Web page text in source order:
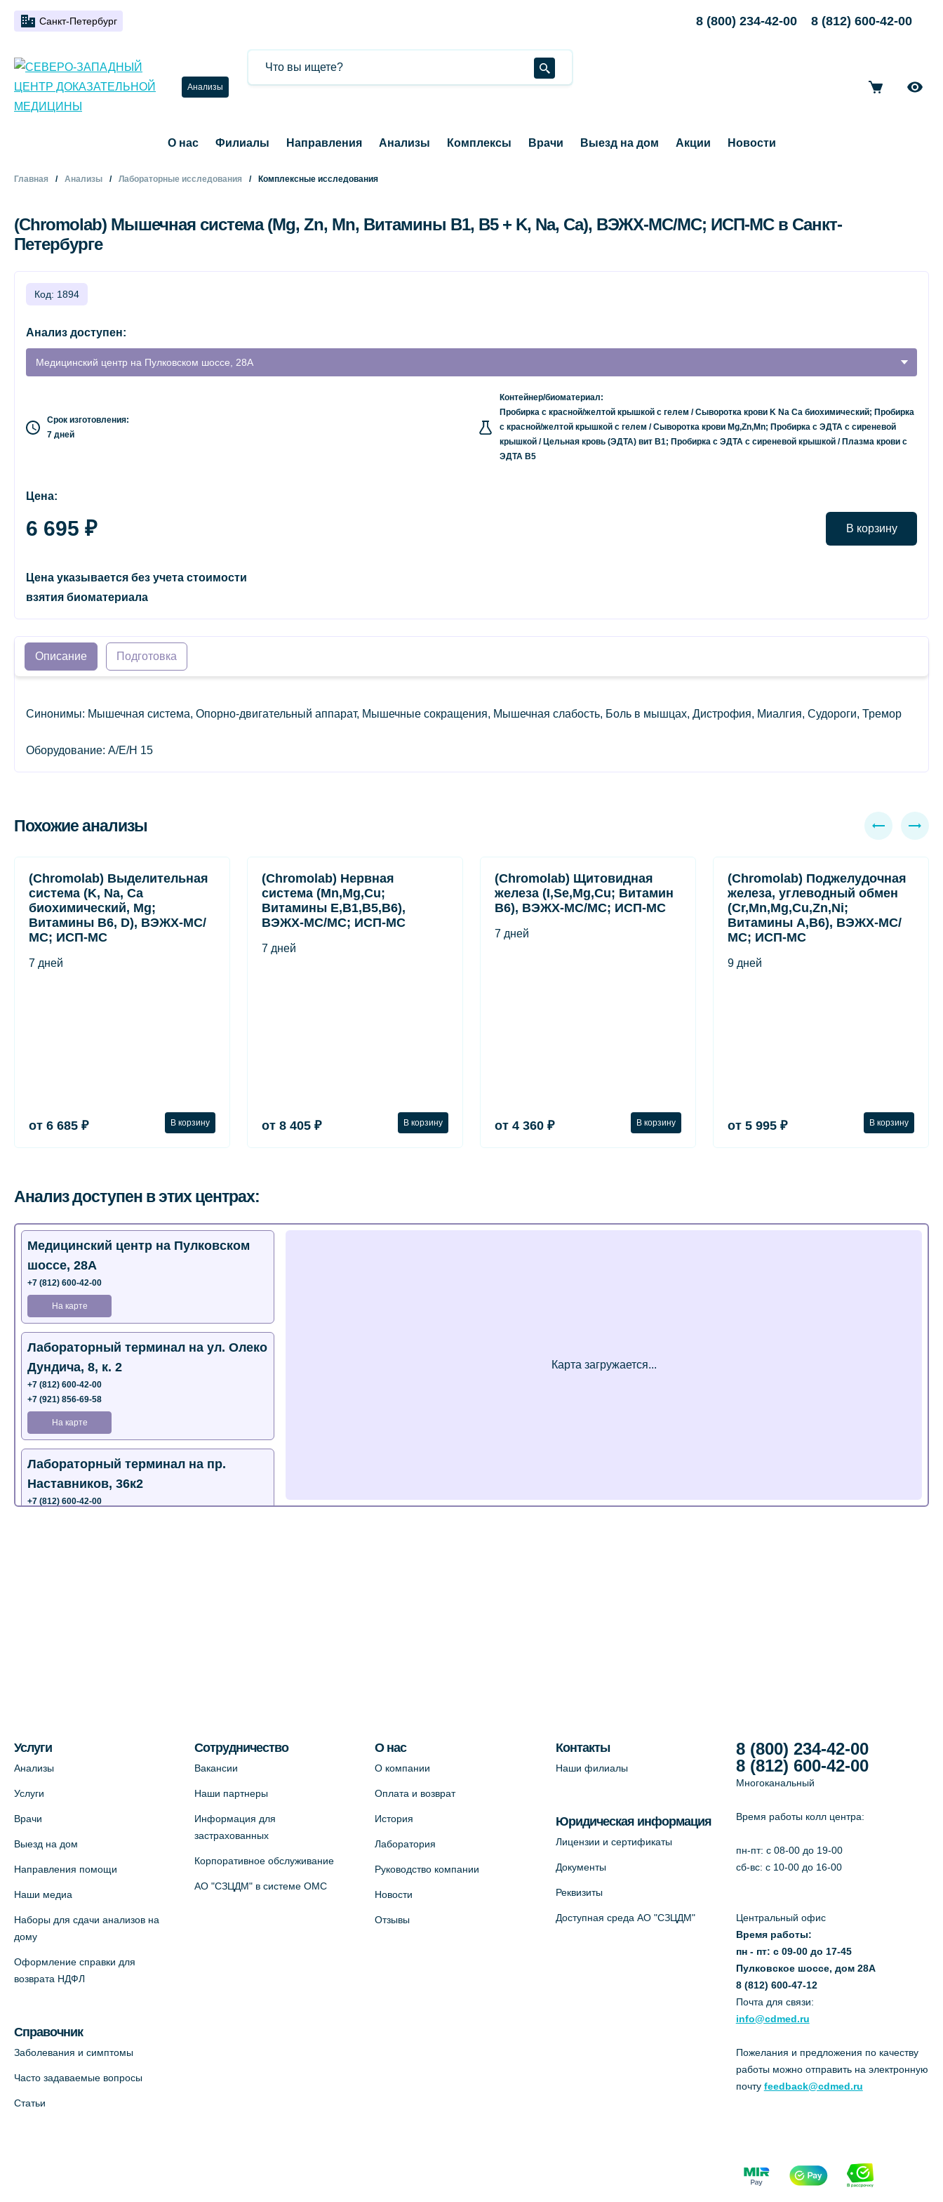
Санкт-Петербург 8 (800) 234-42-00 8 (812) 600-42-00
Анализы
О нас Филиалы Направления Анализы Комплексы Врачи Выезд на дом Акции Новости
Главная Анализы Лабораторные исследования Комплексные исследования
(Chromolab) Мышечная система (Mg, Zn, Mn, Витамины B1, B5 + K, Na, Ca), ВЭЖХ-МС/МС; ИСП-МС в Санкт-
Петербурге
Код: 1894
Анализ доступен:
Медицинский центр на Пулковском шоссе, 28А
Срок изготовления:
7 дней
Контейнер/биоматериал:
Пробирка с красной/желтой крышкой с гелем / Сыворотка крови K Na Са биохимический; Пробирка
с красной/желтой крышкой с гелем / Сыворотка крови Mg,Zn,Mn; Пробирка с ЭДТА с сиреневой
крышкой / Цельная кровь (ЭДТА) вит B1; Пробирка с ЭДТА с сиреневой крышкой / Плазма крови с
ЭДТА B5
Цена:
6 695 ₽ В корзину
Цена указывается без учета стоимости
взятия биоматериала
Описание Подготовка
Синонимы: Мышечная система, Опорно-двигательный аппарат, Мышечные сокращения, Мышечная слабость, Боль в мышцах, Дистрофия, Миалгия, Судороги, Тремор
Оборудование: A/E/H 15
Похожие анализы
(Chromolab) Выделительная
система (K, Na, Ca
биохимический, Mg;
Витамины B6, D), ВЭЖХ-МС/
МС; ИСП-МС
7 дней
от 6 685 ₽ В корзину
(Chromolab) Нервная
система (Mn,Mg,Cu;
Витамины E,B1,B5,B6),
ВЭЖХ-МС/МС; ИСП-МС
7 дней
от 8 405 ₽ В корзину
(Chromolab) Щитовидная
железа (I,Se,Mg,Cu; Витамин
B6), ВЭЖХ-МС/МС; ИСП-МС
7 дней
от 4 360 ₽ В корзину
(Chromolab) Поджелудочная
железа, углеводный обмен
(Cr,Mn,Mg,Cu,Zn,Ni;
Витамины A,B6), ВЭЖХ-МС/
МС; ИСП-МС
9 дней
от 5 995 ₽ В корзину
Анализ доступен в этих центрах:
Медицинский центр на Пулковском
шоссе, 28А
+7 (812) 600-42-00
На карте
Лабораторный терминал на ул. Олеко
Дундича, 8, к. 2
+7 (812) 600-42-00
+7 (921) 856-69-58
На карте
Лабораторный терминал на пр.
Наставников, 36к2
+7 (812) 600-42-00
+7 (812) 660-73-69
На карте
партнер)
+7 (812) 660-73-69
На карте
Семейный" (официальный партнер),
Красносельское шоссе, 54, к.3
Услуги
Анализы
Услуги
Врачи
Выезд на дом
Направления помощи
Наши медиа
Наборы для сдачи анализов на
дому
Оформление справки для
возврата НДФЛ
Справочник
Заболевания и симптомы
Часто задаваемые вопросы
Статьи
Сотрудничество
Вакансии
Наши партнеры
Информация для
застрахованных
Корпоративное обслуживание
АО "СЗЦДМ" в системе ОМС
О нас
О компании
Оплата и возврат
История
Лаборатория
Руководство компании
Новости
Отзывы
Контакты
Наши филиалы
Юридическая информация
Лицензии и сертификаты
Документы
Реквизиты
Доступная среда АО "СЗЦДМ"
8 (800) 234-42-00
8 (812) 600-42-00
Многоканальный
Время работы колл центра:
пн-пт: c 08-00 до 19-00
сб-вс: с 10-00 до 16-00
Центральный офис
Время работы:
пн - пт: с 09-00 до 17-45
Пулковское шоссе, дом 28А
8 (812) 600-47-12
Почта для связи:
info@cdmed.ru
Пожелания и предложения по качеству
работы можно отправить на электронную
почту feedback@cdmed.ru